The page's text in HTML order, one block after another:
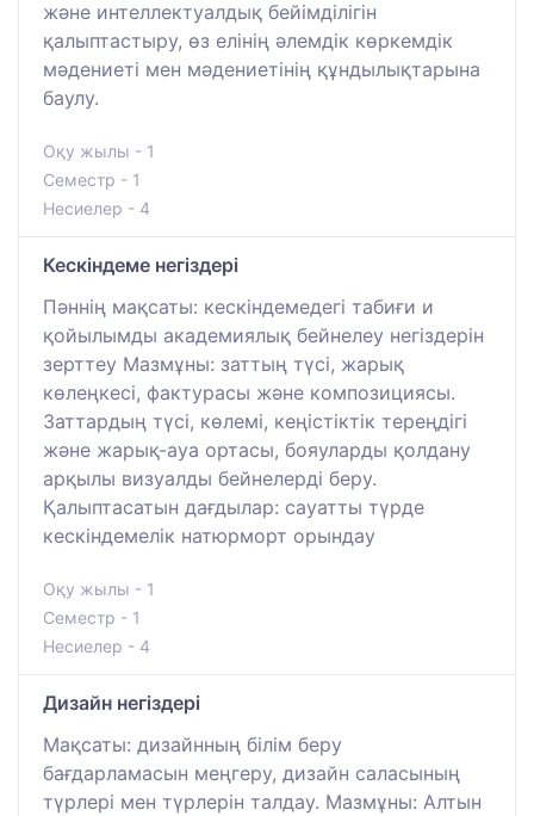
және интеллектуалдық бейімділігін
қалыптастыру, өз елінің әлемдік көркемдік
мәдениеті мен мәдениетінің құндылықтарына
баулу.
Оқу жылы - 1
Семестр - 1
Несиелер - 4
Кескіндеме негіздері
Пәннің мақсаты: кескіндемедегі табиғи и
қойылымды академиялық бейнелеу негіздерін
зерттеу Мазмұны: заттың түсі, жарық
көлеңкесі, фактурасы және композициясы.
Заттардың түсі, көлемі, кеңістіктік тереңдігі
және жарық-ауа ортасы, бояуларды қолдану
арқылы визуалды бейнелерді беру.
Қалыптасатын дағдылар: сауатты түрде
кескіндемелік натюрморт орындау
Оқу жылы - 1
Семестр - 1
Несиелер - 4
Дизайн негіздері
Мақсаты: дизайнның білім беру
бағдарламасын меңгеру, дизайн саласының
түрлері мен түрлерін талдау. Мазмұны: Алтын